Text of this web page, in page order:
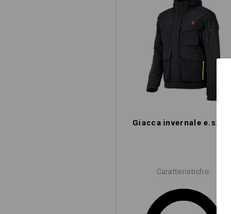
Giacca invernale e.s.​trail
Caratteristiche: